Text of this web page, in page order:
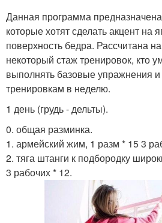
Данная программа
которые хотят сделать акцент на
поверхность бедра. Рассчитана
некоторый стаж тренировок, кто
выполнять базовые упражнения и
тренировкам в неделю.
1 день (грудь - дельты).
0. общая разминка.
1. армейский жим, 1 разм * 15 3
2. тяга штанги к подбородку
3 рабочих * 12.